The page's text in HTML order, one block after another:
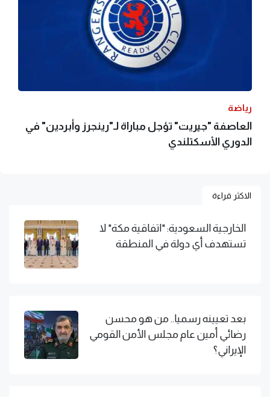
رياضة
العاصفة "جيريت" تؤجل مباراة لـ"رينجرز وأبردين" في
الدوري الأسكتلندي
الاكثر قراءة
الخارجية السعودية: "اتفاقية مكة" لا
تستهدف أي دولة في المنطقة
بعد تعيينه رسميا.. من هو محسن
رضائي أمين عام مجلس الأمن القومي
الإيراني؟